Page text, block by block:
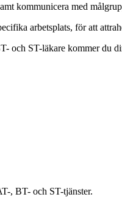
kommunicera med
arbetsplats, för att
och ST-läkare kommer du
, BT- och ST-tjänster.